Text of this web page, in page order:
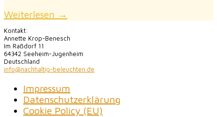
Weiterlesen →
Kontakt:
Annette Krop-Benesch
Im Raßdorf 11
64342 Seeheim-Jugenheim
Deutschland
info@nachhaltig-beleuchten.de
Impressum
Datenschutzerklärung
Cookie Policy (EU)